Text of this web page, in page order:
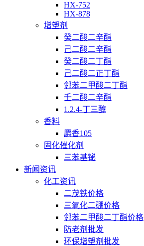
HX-752
HX-878
增塑剂
癸二酸二辛酯
己二酸二辛酯
癸二酸二丁酯
己二酸二正丁酯
邻苯二甲酸二丁酯
壬二酸二辛酯
1.2.4-丁三醇
香料
麝香105
固化催化剂
三苯基铋
新闻资讯
化工资讯
二茂铁价格
三氧化二硼价格
邻苯二甲酸二丁酯价格
防老剂批发
环保增塑剂批发